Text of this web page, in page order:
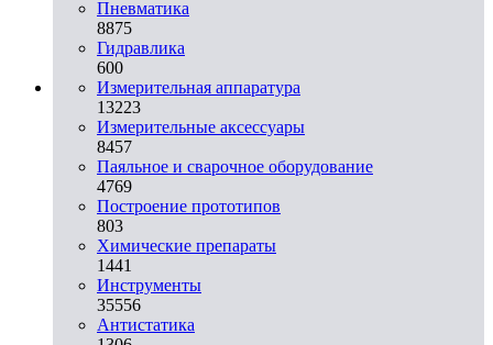
Пневматика
8875
Гидравлика
600
Измерительная аппаратура
13223
Измерительные аксессуары
8457
Паяльное и сварочное оборудование
4769
Построение прототипов
803
Химические препараты
1441
Инструменты
35556
Aнтистатика